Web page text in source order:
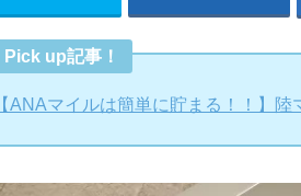
Pick up記事！
【ANAマイルは簡単に貯まる！！】